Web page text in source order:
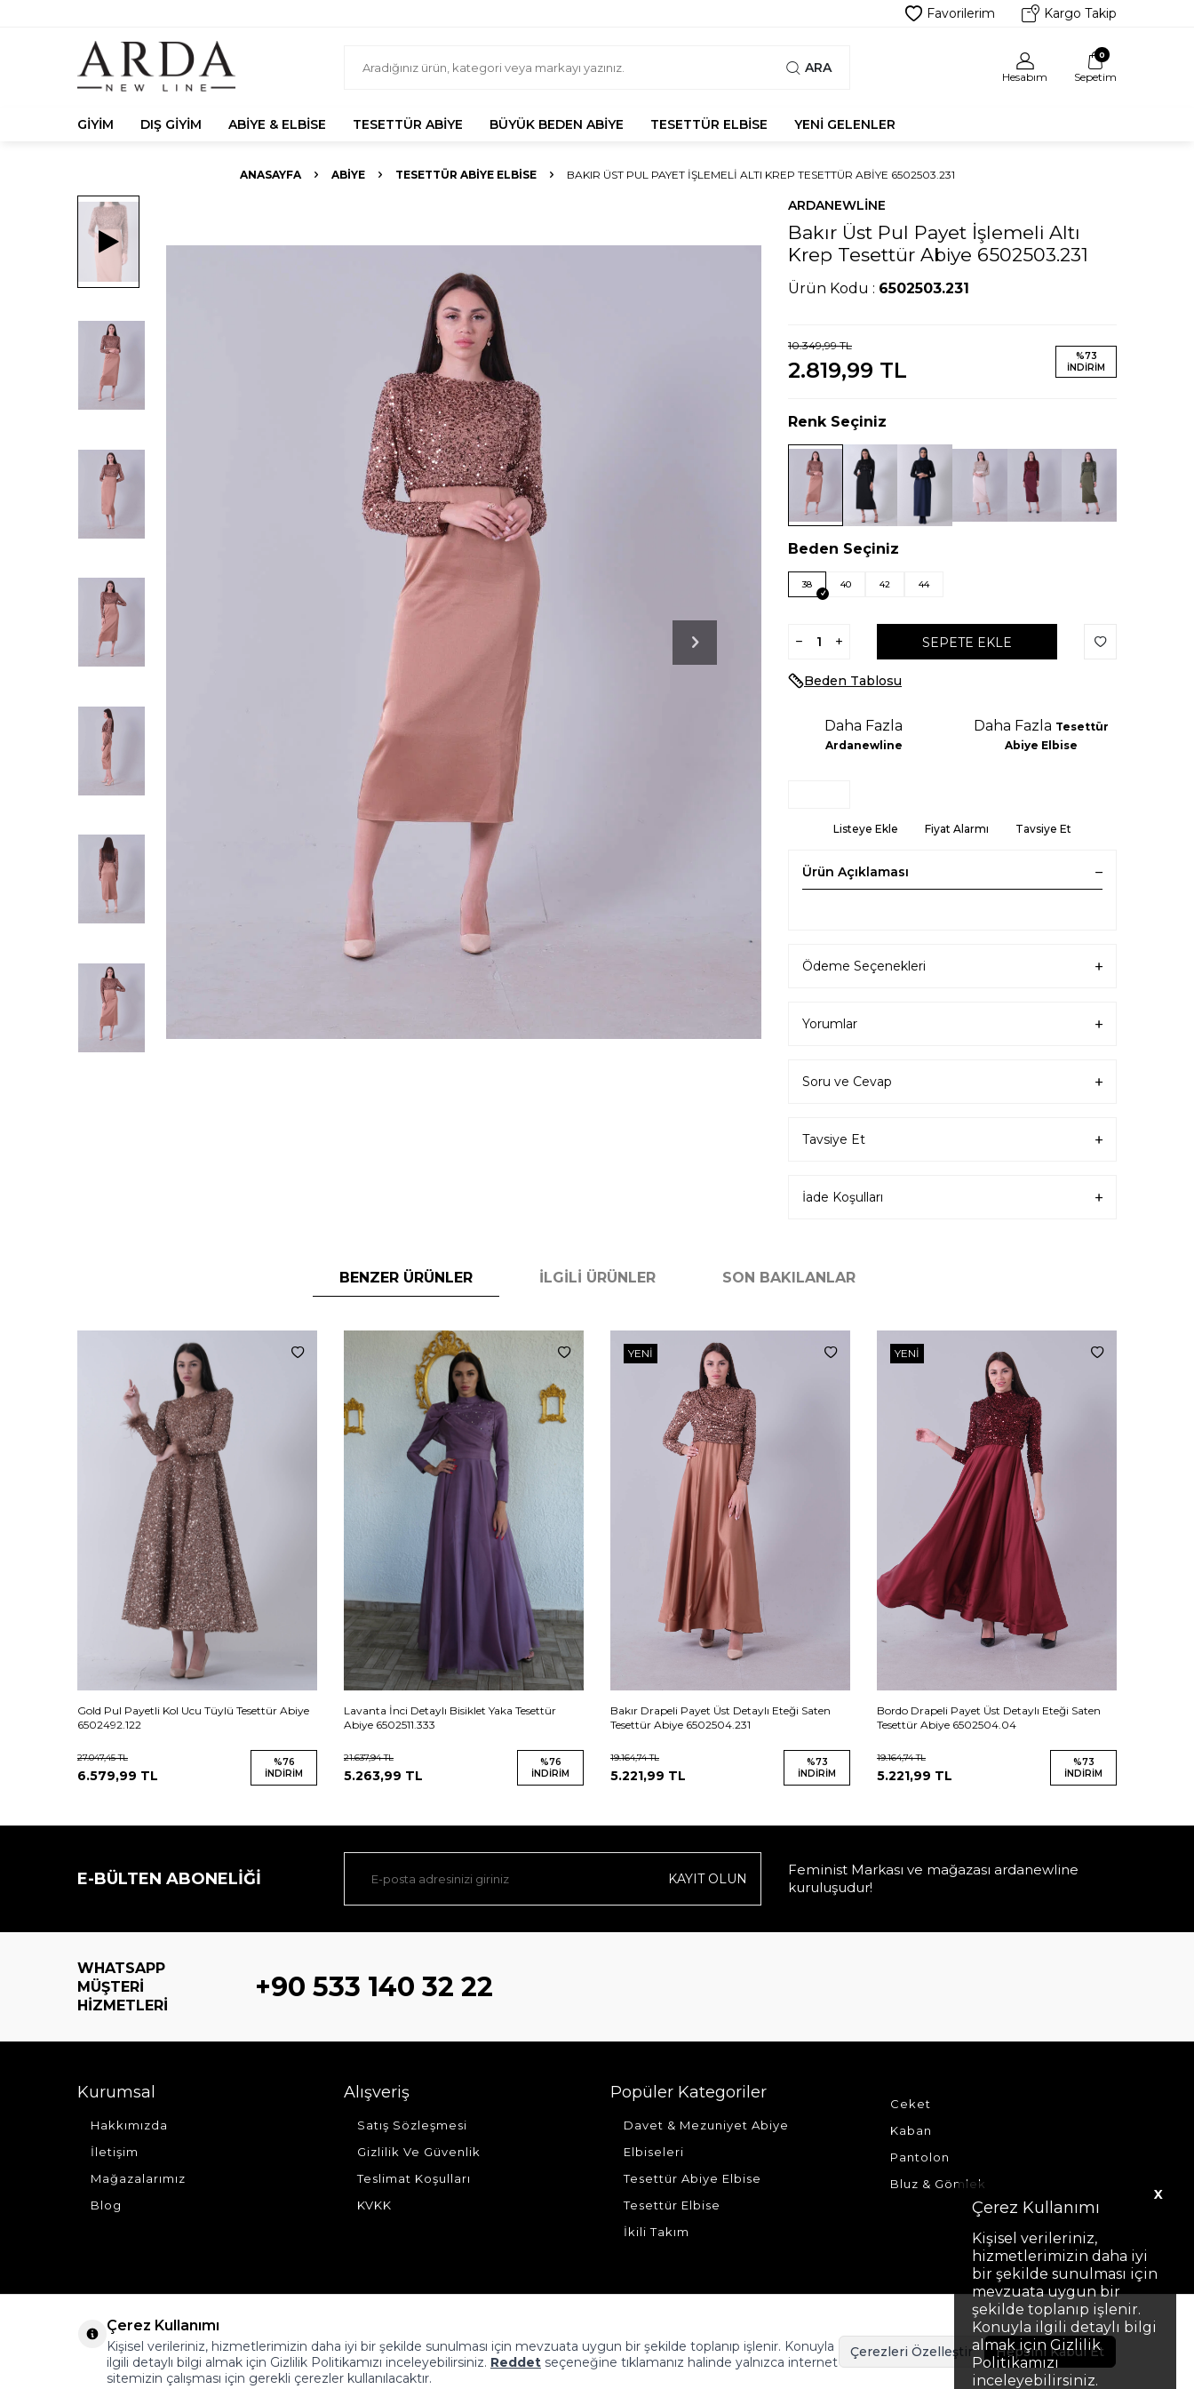
X
Çerez Kullanımı
Kişisel verileriniz,
hizmetlerimizin daha iyi
bir şekilde sunulması için
mevzuata uygun bir
şekilde toplanıp işlenir.
Konuyla ilgili detaylı bilgi
almak için Gizlilik
Politikamızı
inceleyebilirsiniz.
Favorilerim Kargo Takip
ARA
Hesabım
0
Sepetim
GIYIM DIŞ GIYIM ABIYE & ELBISE TESETTÜR ABIYE BÜYÜK BEDEN ABIYE TESETTÜR ELBISE YENI GELENLER
ANASAYFA ABIYE TESETTÜR ABIYE ELBISE BAKIR ÜST PUL PAYET İŞLEMELI ALTI KREP TESETTÜR ABIYE 6502503.231
ARDANEWLINE
Bakır Üst Pul Payet İşlemeli Altı
Krep Tesettür Abiye 6502503.231
Ürün Kodu : 6502503.231
10.349,99TL
2.819,99 TL
%73
İNDIRIM
Renk Seçiniz
Beden Seçiniz
38 40 42 44
SEPETE EKLE
Beden Tablosu
Daha Fazla
Ardanewline
Daha Fazla Tesettür
Abiye Elbise
Listeye Ekle Fiyat Alarmı Tavsiye Et
Ürün Açıklaması
Ödeme Seçenekleri
Yorumlar
Soru ve Cevap
Tavsiye Et
İade Koşulları
BENZER ÜRÜNLER İLGILI ÜRÜNLER SON BAKILANLAR
Gold Pul Payetli Kol Ucu Tüylü Tesettür Abiye
6502492.122
27.047,45TL
6.579,99 TL
%76
İNDIRIM
Lavanta İnci Detaylı Bisiklet Yaka Tesettür
Abiye 6502511.333
21.637,94TL
5.263,99 TL
%76
İNDIRIM
YENI
Bakır Drapeli Payet Üst Detaylı Eteği Saten
Tesettür Abiye 6502504.231
19.164,74TL
5.221,99 TL
%73
İNDIRIM
YENI
Bordo Drapeli Payet Üst Detaylı Eteği Saten
Tesettür Abiye 6502504.04
19.164,74TL
5.221,99 TL
%73
İNDIRIM
E-BÜLTEN ABONELIĞI KAYIT OLUN
Feminist Markası ve mağazası ardanewline
kuruluşudur!
WHATSAPP
MÜŞTERI
HIZMETLERI
+90 533 140 32 22
Kurumsal
Hakkımızda
İletişim
Mağazalarımız
Blog
Alışveriş
Satış Sözleşmesi
Gizlilik Ve Güvenlik
Teslimat Koşulları
KVKK
Popüler Kategoriler
Davet & Mezuniyet Abiye
Elbiseleri
Tesettür Abiye Elbise
Tesettür Elbise
İkili Takım
Ceket
Kaban
Pantolon
Bluz & Gömlek
Çerez Kullanımı
Kişisel verileriniz, hizmetlerimizin daha iyi bir şekilde sunulması için mevzuata uygun bir şekilde toplanıp işlenir. Konuyla
ilgili detaylı bilgi almak için Gizlilik Politikamızı inceleyebilirsiniz. Reddet seçeneğine tıklamanız halinde yalnızca internet
sitemizin çalışması için gerekli çerezler kullanılacaktır.
Çerezleri Özelleştir Hepsini Kabul Et